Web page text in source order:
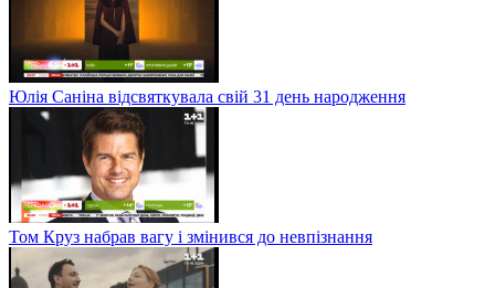
Юлія Саніна відсвяткувала свій 31 день народження
Том Круз набрав вагу і змінився до невпізнання